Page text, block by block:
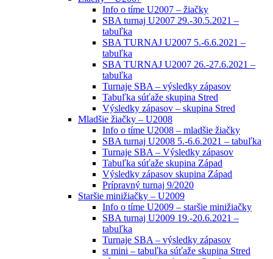
Info o tíme U2007 – žiačky
SBA turnaj U2007 29.-30.5.2021 –
tabuľka
SBA TURNAJ U2007 5.-6.6.2021 –
tabuľka
SBA TURNAJ U2007 26.-27.6.2021 –
tabuľka
Turnaje SBA – výsledky zápasov
Tabuľka súťaže skupina Stred
Výsledky zápasov – skupina Stred
Mladšie žiačky – U2008
Info o tíme U2008 – mladšie žiačky
SBA turnaj U2008 5.-6.6.2021 – tabuľka
Turnaje SBA – Výsledky zápasov
Tabuľka súťaže skupina Západ
Výsledky zápasov skupina Západ
Prípravný turnaj 9/2020
Staršie minižiačky – U2009
Info o tíme U2009 – staršie minižiačky
SBA turnaj U2009 19.-20.6.2021 –
tabuľka
Turnaje SBA – výsledky zápasov
st mini – tabuľka súťaže skupina Stred